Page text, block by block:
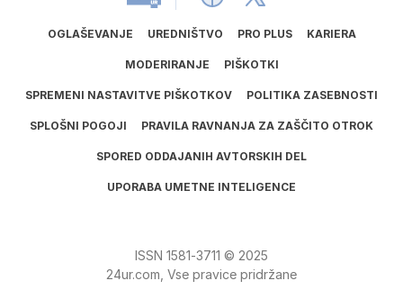
OGLAŠEVANJE UREDNIŠTVO PRO PLUS KARIERA
MODERIRANJE PIŠKOTKI
SPREMENI NASTAVITVE PIŠKOTKOV POLITIKA ZASEBNOSTI
SPLOŠNI POGOJI PRAVILA RAVNANJA ZA ZAŠČITO OTROK
SPORED ODDAJANIH AVTORSKIH DEL
UPORABA UMETNE INTELIGENCE
ISSN 1581‑3711 © 2025
24ur.com, Vse pravice pridržane